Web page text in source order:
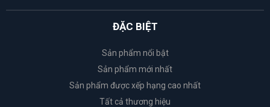
ĐẶC BIỆT
Sản phẩm nổi bật
Sản phẩm mới nhất
Sản phẩm được xếp hạng cao nhất
Tất cả thương hiệu